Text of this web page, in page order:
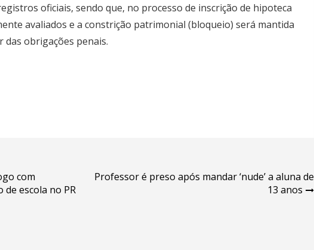
oficiais, sendo que, no processo de inscrição de hipoteca
avaliados e a constrição patrimonial (bloqueio) será mantida
obrigações penais.
com
escola no PR
Professor é preso após mandar ‘nude’ a aluna de
13 anos